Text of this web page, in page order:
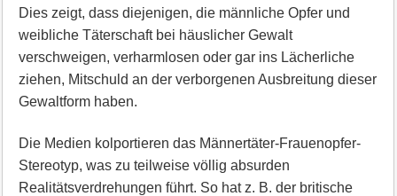
Dies zeigt, dass diejenigen, die männliche Opfer und
weibliche Täterschaft bei häuslicher Gewalt
verschweigen, verharmlosen oder gar ins Lächerliche
ziehen, Mitschuld an der verborgenen Ausbreitung dieser
Gewaltform haben.
Die Medien kolportieren das Männertäter-Frauenopfer-
Stereotyp, was zu teilweise völlig absurden
Realitätsverdrehungen führt. So hat z. B. der britische